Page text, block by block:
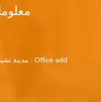
Office add : مدينة تشينغتشو، مقاطعة شاندونغ، الصين